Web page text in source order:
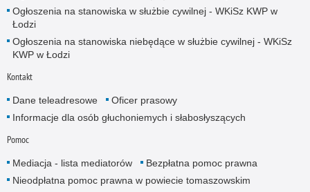
Ogłoszenia na stanowiska w służbie cywilnej - WKiSz KWP w
Łodzi
Ogłoszenia na stanowiska niebędące w służbie cywilnej - WKiSz
KWP w Łodzi
Kontakt
Dane teleadresowe
Oficer prasowy
Informacje dla osób głuchoniemych i słabosłyszących
Pomoc
Mediacja - lista mediatorów
Bezpłatna pomoc prawna
Nieodpłatna pomoc prawna w powiecie tomaszowskim